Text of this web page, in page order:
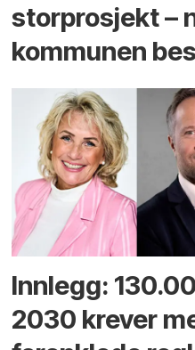
storprosjekt –
kommunen
Innlegg:
2030 krever